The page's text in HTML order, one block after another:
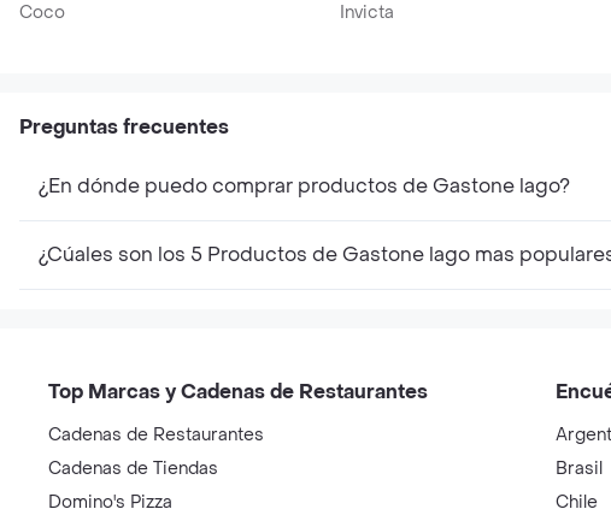
Coco
Invicta
Preguntas frecuentes
¿En dónde puedo comprar productos de Gastone lago?
¿Cúales son los 5 Productos de Gastone lago mas
Top Marcas y Cadenas de Restaurantes
Cadenas de Restaurantes
Cadenas de Tiendas
Domino's Pizza
Brasil
Chile